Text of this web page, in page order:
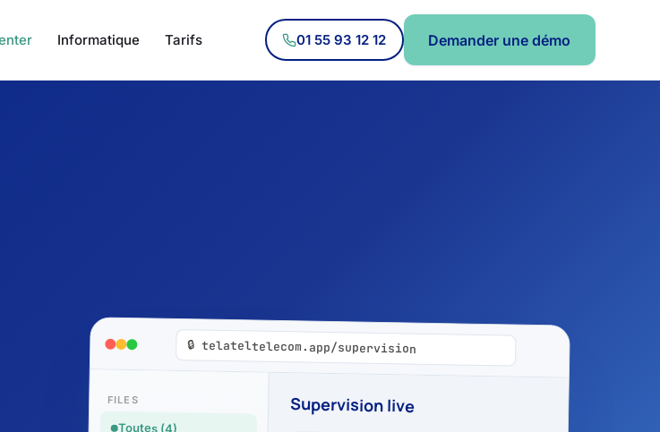
Informatique Tarifs 01 55 93 12 12 Demander une démo
🔒 telateltelecom.app/supervision
FILES
Toutes (4)
Supervision live